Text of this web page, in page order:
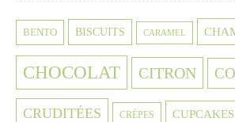
BENTO BISCUITS CARAMEL
CHOCOLAT CITRON
CRUDITÉES CRÈPES CUPCAKES